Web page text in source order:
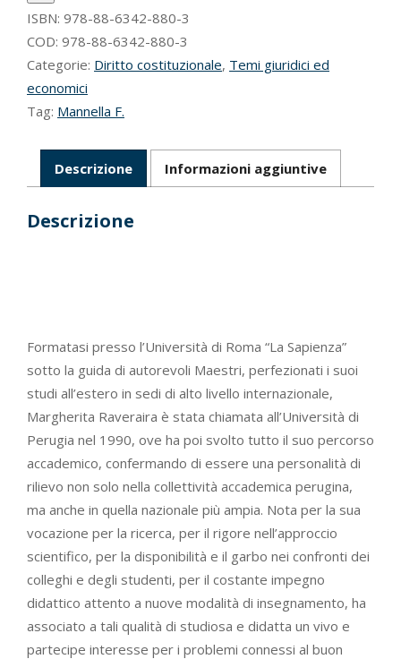
ISBN: 978-88-6342-880-3
COD: 978-88-6342-880-3
Categorie: Diritto costituzionale, Temi giuridici ed
economici
Tag: Mannella F.
Descrizione Informazioni aggiuntive
Descrizione
Formatasi presso l’Università di Roma “La Sapienza”
sotto la guida di autorevoli Maestri, perfezionati i suoi
studi all’estero in sedi di alto livello internazionale,
Margherita Raveraira è stata chiamata all’Università di
Perugia nel 1990, ove ha poi svolto tutto il suo percorso
accademico, confermando di essere una personalità di
rilievo non solo nella collettività accademica perugina,
ma anche in quella nazionale più ampia. Nota per la sua
vocazione per la ricerca, per il rigore nell’approccio
scientifico, per la disponibilità e il garbo nei confronti dei
colleghi e degli studenti, per il costante impegno
didattico attento a nuove modalità di insegnamento, ha
associato a tali qualità di studiosa e didatta un vivo e
partecipe interesse per i problemi connessi al buon